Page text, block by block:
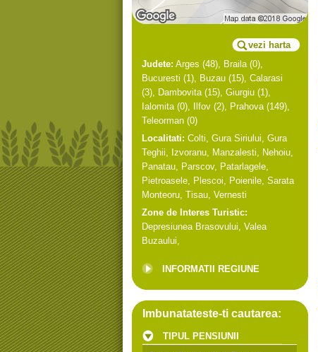
vezi harta
Judete: Arges (48), Braila(0),
Bucuresti (1), Buzau (15), Calarasi
(3), Dambovita(15), Giurgiu (1),
Ialomita(0), Ilfov (2), Prahova(149),
Teleorman (0)
Localitati: Colti, Gura Siriului, Gura
Teghii, Izvoranu, Manzalesti, Nehoiu,
Panatau, Parscov, Patarlagele,
Pietroasele, Plescoi, Poienile, Sarata
Monteoru, Tisau, Vernesti
Zone de Interes Turistic:
Depresiunea Brasovului, Valea
Buzaului,
INFORMATII REGIUNE
Imbunatateste-ti cautarea:
TIPUL PENSIUNII